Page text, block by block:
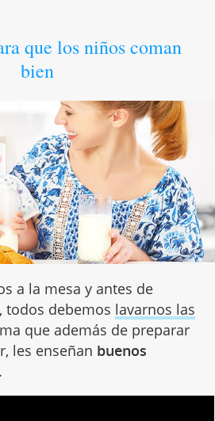
que los niños coman
bien
a la mesa y antes de
todos debemos lavarnos las
que además de preparar
les enseñan buenos